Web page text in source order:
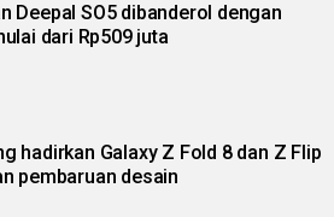
Deepal SO5 dibanderol dengan
dari Rp509 juta
hadirkan Galaxy Z Fold 8 dan Z Flip
pembaruan desain